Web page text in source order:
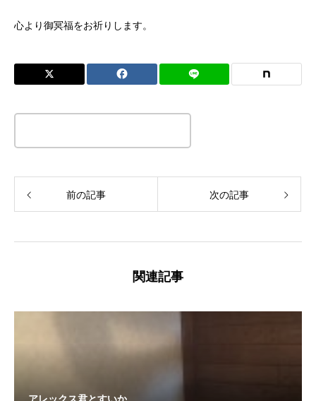
心より御冥福をお祈りします。
前の記事 次の記事
関連記事